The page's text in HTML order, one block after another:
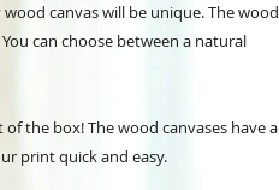
canvas will be unique. The wood
can choose between a natural
the box! The wood canvases have a
print quick and easy.